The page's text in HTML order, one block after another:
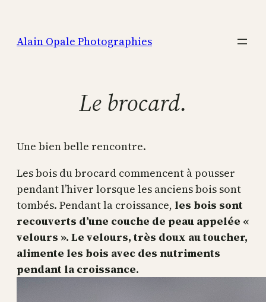
contenu
Alain Opale Photographies
Le brocard.
Une bien belle rencontre.
Les bois du brocard commencent à pousser
pendant l’hiver lorsque les anciens bois sont
tombés. Pendant la croissance, les bois sont
recouverts d’une couche de peau appelée «
velours ». Le velours, très doux au toucher,
alimente les bois avec des nutriments
pendant la croissance.